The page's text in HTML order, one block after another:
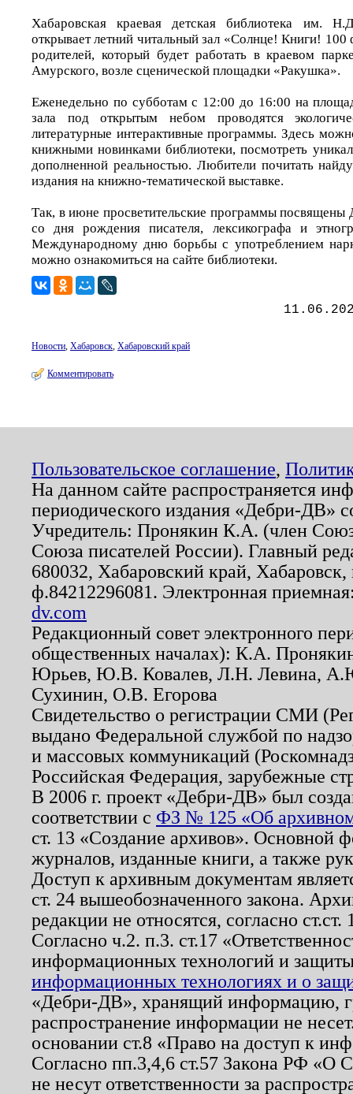
Хабаровская краевая детская библиотека им.
открывает летний читальный зал «Солнце! Книги! 100
родителей, который будет работать в краевом
Амурского, возле сценической площадки «Ракушка».
Еженедельно по субботам с 12:00 до 16:00 на
зала под открытым небом проводятся
литературные интерактивные программы. Здесь
книжными новинками библиотеки, посмотреть
дополненной реальностью. Любители почитать
издания на книжно-тематической выставке.
Так, в июне просветительские программы
со дня рождения писателя, лексикографа и
Международному дню борьбы с употреблением
можно ознакомиться на сайте библиотеки.
Новости, Хабаровск, Хабаровский край
Комментировать
Пользовательское соглашение,
На данном сайте распространяется
периодического издания «Дебри-ДВ»
Учредитель: Пронякин К.А. (член
Союза писателей России). Главный
680032, Хабаровский край,
ф.84212296081. Электронная
dv.com
Редакционный совет электронного
общественных началах): К.А.
Юрьев, Ю.В. Ковалев, Л.Н. Левина,
Сухинин, О.В. Егорова
Свидетельство о регистрации СМИ
выдано Федеральной службой по
и массовых коммуникаций
Российская Федерация, зарубежные
В 2006 г. проект «Дебри-ДВ» был
соответствии с ФЗ № 125 «Об
ст. 13 «Создание архивов». Основной
журналов, изданные книги, а также
Доступ к архивным документам
ст. 24 вышеобозначенного закона.
редакции не относятся, согласно
Согласно ч.2. п.3. ст.17
информационных технологий и
информационных технологиях и о
«Дебри-ДВ», хранящий информацию,
распространение информации не
основании ст.8 «Право на доступ к
Согласно пп.3,4,6 ст.57 Закона РФ «О
не несут ответственности за